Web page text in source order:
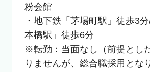
粉会館
・地下鉄「茅場町駅」徒歩3
本橋駅」徒歩6分
※転勤：当面なし（前提とし
りませんが、総合職採用とな